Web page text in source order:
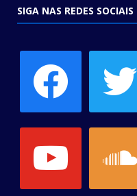
SIGA NAS REDES SOCIAIS